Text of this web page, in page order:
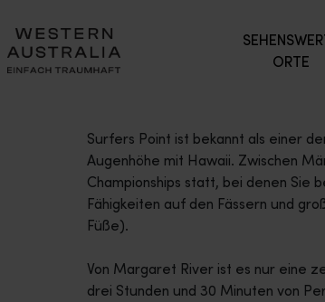
ORTE
Surfers Point ist bekannt als einer
Augenhöhe mit Hawaii. Zwischen
Championships statt, bei denen Sie
Fähigkeiten auf den Fässern und
Füße).
Von Margaret River ist es nur eine
drei Stunden und 30 Minuten von